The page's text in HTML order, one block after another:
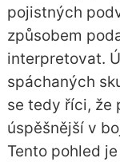
pojistných
způsobem
interpretovat.
spáchaných
se tedy říci, že
úspěšnější v
Tento pohled